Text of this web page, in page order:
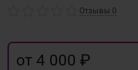
Отзывы 0
от 4 000 ₽